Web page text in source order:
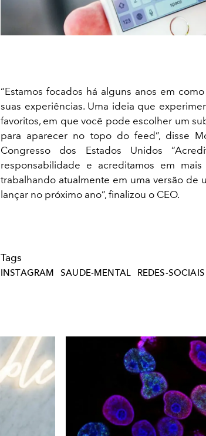
“Estamos focados há alguns anos em
suas experiências. Uma ideia que
favoritos, em que você pode escolher um
para aparecer no topo do feed”, disse
Congresso dos Estados Unidos
responsabilidade e acreditamos em
trabalhando atualmente em uma versão
lançar no próximo ano”, finalizou o CEO.
Tags
INSTAGRAM SAUDE-MENTAL REDES-SOCIAIS